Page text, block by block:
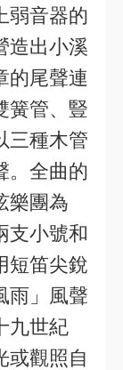
弱音器的
造出小溪
的尾聲連
簧管、豎
三種木管
。全曲的
樂團為
支小號和
短笛尖銳
雨」風聲
九世紀
或觀照自